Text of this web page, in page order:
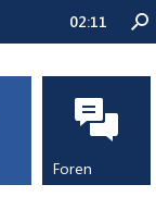
02:11
Foren